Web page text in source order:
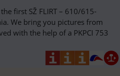
first SŽ FLIRT – 610/615-
We bring you pictures from
with the help of a PKPCI 753